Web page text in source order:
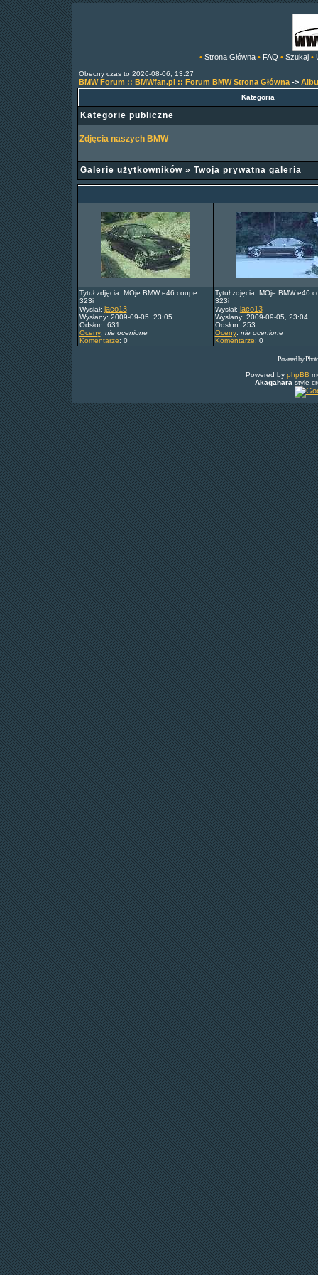
• Strona Główna • FAQ • Szukaj •
Obecny czas to 2026-08-06, 13:27
BMW Forum :: BMWfan.pl :: Forum BMW Strona Główna->
Kategoria
Kategorie publiczne
Zdjęcia naszych BMW
Galerie użytkowników» Twoja prywatna galeria
Tytuł zdjęcia: MOje BMW e46 coupe
323i
Wysłał: jaco13
Wysłany: 2009-09-05, 23:05
Odsłon: 631
Oceny: nie ocenione
Komentarze: 0
Tytuł zdjęcia: MOje BMW e46
323i
Wysłał: jaco13
Wysłany: 2009-09-05, 23:04
Odsłon: 253
Oceny: nie ocenione
Komentarze: 0
Powered by
Powered by phpBB
Akagahara style